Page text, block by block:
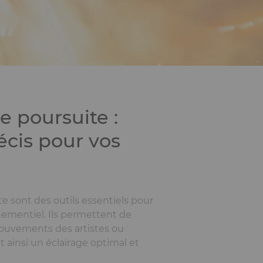
poursuite :
pour vos
sont des outils essentiels pour
Ils permettent de
des artistes ou
ainsi un éclairage optimal et